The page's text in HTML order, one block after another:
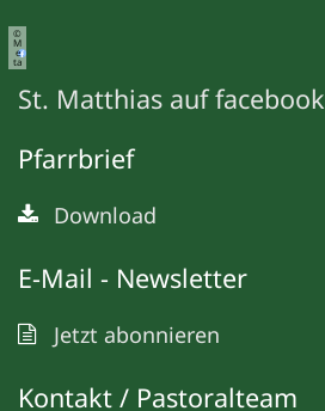
©
M
e
ta
St. Matthias auf facebook
Pfarrbrief
Download
E-Mail - Newsletter
Jetzt abonnieren
Kontakt / Pastoralteam